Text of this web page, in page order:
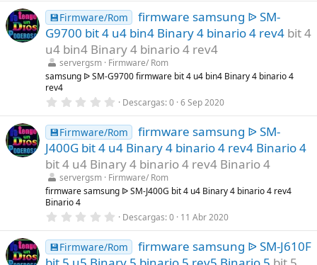
)0
0
e
s
t
r
e
l
s
)
💾Firmware/Rom
firmware samsung ᐉ SM-
G9700 bit 4 u4 bin4 Binary 4 binario 4 rev4 bit 4
u4 bin4 Binary 4 binario 4 rev4
servergsm Firmware/ Rom
samsung ᐉ SM-G9700 firmware bit 4 u4 bin4 Binary 4 binario 4
rev4
0
0
0
e
s
t
r
e
l
l
s
)
Descargas 0 6 Sep 2020
💾Firmware/Rom
firmware samsung ᐉ SM-
J400G bit 4 u4 Binary 4 binario 4 rev4 Binario 4
bit 4 u4 Binary 4 binario 4 rev4 Binario 4
servergsm Firmware/ Rom
firmware samsung ᐉ SM-J400G bit 4 u4 Binary 4 binario 4 rev4
Binario 4
0
0
0
e
Descargas 0 11 Abr 2020
💾Firmware/Rom
firmware samsung ᐉ SM-J610F